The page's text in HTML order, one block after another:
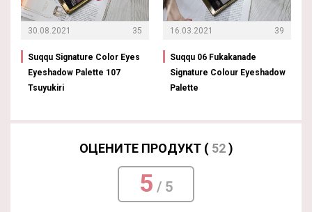
30.08.2021 35
Suqqu Signature Color Eyes
Eyeshadow Palette 107
Tsuyukiri
16.03.2021 39
Suqqu 06 Fukakanade
Signature Colour Eyeshadow
Palette
ОЦЕНИТЕ ПРОДУКТ ( 52)
5 / 5